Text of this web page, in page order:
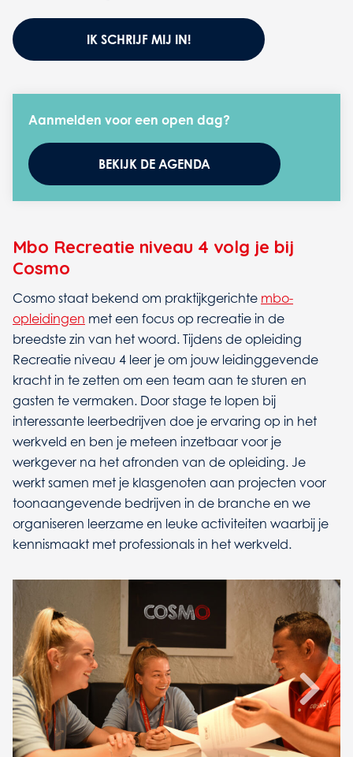
IK SCHRIJF MIJ IN!
Aanmelden voor een open dag?
BEKIJK DE AGENDA
Mbo Recreatie niveau 4 volg je bij
Cosmo
Cosmo staat bekend om praktijkgerichte mbo-
opleidingen met een focus op recreatie in de
breedste zin van het woord. Tijdens de opleiding
Recreatie niveau 4 leer je om jouw leidinggevende
kracht in te zetten om een team aan te sturen en
gasten te vermaken. Door stage te lopen bij
interessante leerbedrijven doe je ervaring op in het
werkveld en ben je meteen inzetbaar voor je
werkgever na het afronden van de opleiding. Je
werkt samen met je klasgenoten aan projecten voor
toonaangevende bedrijven in de branche en we
organiseren leerzame en leuke activiteiten waarbij je
kennismaakt met professionals in het werkveld.